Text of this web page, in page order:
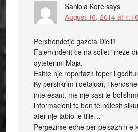
Saniola Kore says
August 16, 2014 at
Pershendetje gazeta Dielli!
Faleminderit qe na sollet “rreze
qyteterimi Maja.
Eshte nje reportazh teper i
Ky pershkrim i detajuar, i
interesant, me nje sasi te
informacioni te ben te ndiesh
afer nje tablo te tille…
Pergezime edhe per peisazhin e